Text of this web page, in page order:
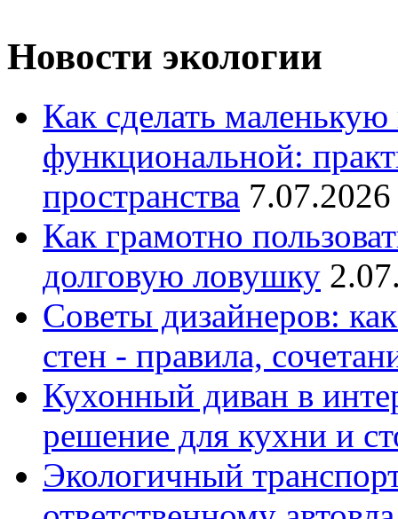
Новости экологии
Как сделать
функциональной:
пространства
Как грамотно
долговую ловушку
Советы дизайнеров:
стен - правила,
Кухонный диван в
решение для кухни и
Экологичный